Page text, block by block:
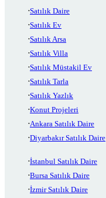
Satılık Daire
Satılık Ev
Satılık Arsa
Satılık Villa
Satılık Müstakil Ev
Satılık Tarla
Satılık Yazlık
Konut Projeleri
Ankara Satılık Daire
Diyarbakır Satılık Daire
İstanbul Satılık Daire
Bursa Satılık Daire
İzmir Satılık Daire